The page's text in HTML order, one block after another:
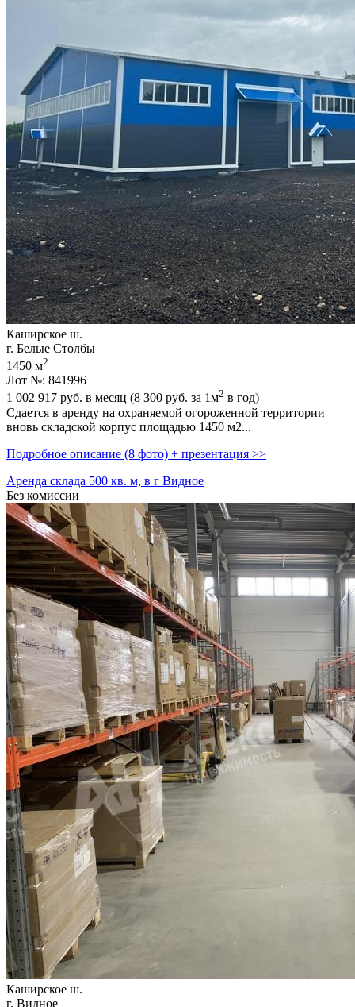
Каширское ш.
г. Белые Столбы
1450 м2
Лот №: 841996
1 002 917 руб. в месяц (8 300 руб. за 1м2 в год)
Сдается в аренду на охраняемой огороженной территории
вновь складской корпус площадью 1450 м2...
Подробное описание (8 фото) + презентация >>
Аренда склада 500 кв. м, в г Видное
Без комиссии
Каширское ш.
г. Видное